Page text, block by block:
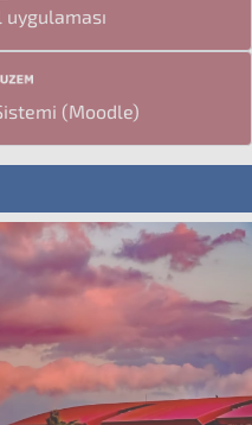
uygulaması
(Moodle)